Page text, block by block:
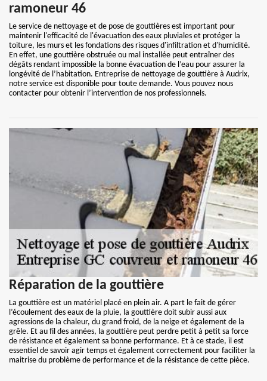
ramoneur 46
Le service de nettoyage et de pose de gouttières est important pour
maintenir l'efficacité de l'évacuation des eaux pluviales et protéger la
toiture, les murs et les fondations des risques d'infiltration et d'humidité.
En effet, une gouttière obstruée ou mal installée peut entraîner des
dégâts rendant impossible la bonne évacuation de l’eau pour assurer la
longévité de l’habitation. Entreprise de nettoyage de gouttière à Audrix,
notre service est disponible pour toute demande. Vous pouvez nous
contacter pour obtenir l’intervention de nos professionnels.
Réparation de la gouttière
La gouttière est un matériel placé en plein air. A part le fait de gérer
l’écoulement des eaux de la pluie, la gouttière doit subir aussi aux
agressions de la chaleur, du grand froid, de la neige et également de la
grêle. Et au fil des années, la gouttière peut perdre petit à petit sa force
de résistance et également sa bonne performance. Et à ce stade, il est
essentiel de savoir agir temps et également correctement pour faciliter la
maitrise du problème de performance et de la résistance de cette pièce.